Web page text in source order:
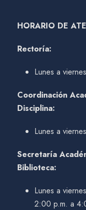
HORARIO DE
Rectoría:
Lunes a
Coordinación
Disciplina:
Lunes a
Secretaría
Biblioteca:
Lunes a
2:00 p.m. a